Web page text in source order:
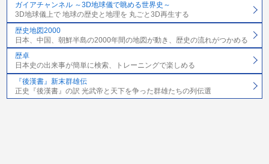
ガイアチャンネル ～3D地球儀で眺める世界史～
3D地球儀上で 地球の歴史と地理を 丸ごと3D再生する
歴史地図2000
日本、中国、朝鮮半島の2000年間の地図が動き、歴史の流れがつかめる
歴卓
日本史の出来事が簡単に検索、トレーニングで楽しめる
『後漢書』新末群雄伝
正史『後漢書』の訳 光武帝と天下を争った群雄たちの列伝選